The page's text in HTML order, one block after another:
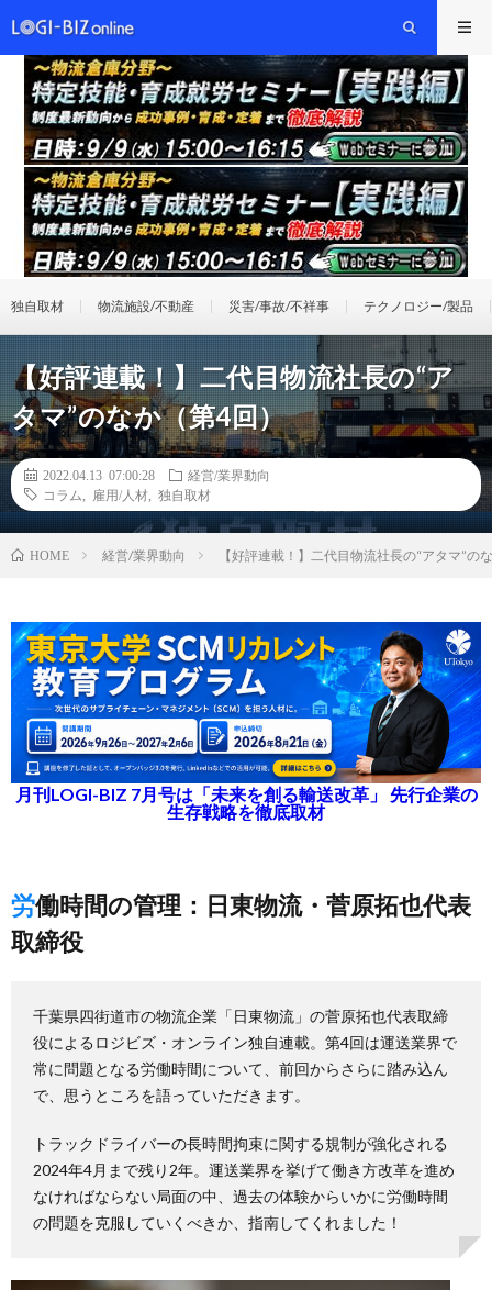
独自取材 物流施設/不動産 災害/事故/不祥事 テクノロジー/製品
【好評連載！】二代目物流社長の“ア
タマ”のなか（第4回）
2022.04.13 07:00:28
経営/業界動向
コラム
雇用/人材 独自取材
HOME 経営/業界動向 【好評連載！】二代目物流社長の“アタマ”の
月刊LOGI-BIZ 7月号は「未来を創る輸送改革」 先行企業の
生存戦略を徹底取材
労働時間の管理：日東物流・菅原拓也代表
取締役
千葉県四街道市の物流企業「日東物流」の菅原拓也代表取締
役によるロジビズ・オンライン独自連載。第4回は運送業界で
常に問題となる労働時間について、前回からさらに踏み込ん
で、思うところを語っていただきます。
トラックドライバーの長時間拘束に関する規制が強化される
2024年4月まで残り2年。運送業界を挙げて働き方改革を進め
なければならない局面の中、過去の体験からいかに労働時間
の問題を克服していくべきか、指南してくれました！